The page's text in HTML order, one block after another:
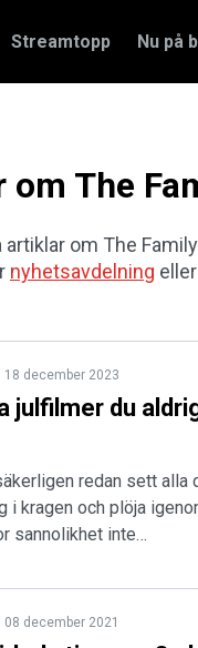
Streamtopp Nu på
The
om The
nyhetsavdelning eller
18 december 2023
julfilmer du
redan sett
i kragen och plöja
sannolikhet inte…
08 december 2021